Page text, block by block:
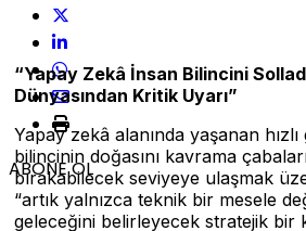
ABONE OL
“Yapay Zekâ İnsan Bilincini
Dünyasından Kritik Uyarı”
Yapay zekâ alanında yaşanan
bilincinin doğasını kavrama
bırakabilecek seviyeye ulaşmak
“artık yalnızca teknik bir mesele
geleceğini belirleyecek stratejik bir